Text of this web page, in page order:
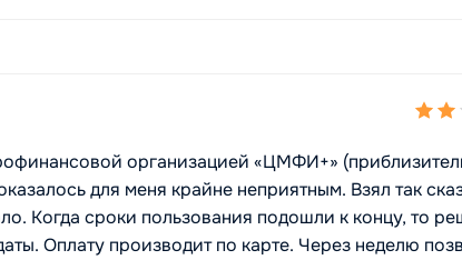
организацией «ЦМФИ+»
для меня крайне неприятным. Взял так
Когда сроки пользования подошли к концу, то
Оплату производит по карте. Через неделю